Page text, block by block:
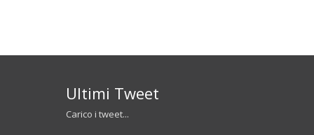
Ultimi Tweet
Carico i tweet...